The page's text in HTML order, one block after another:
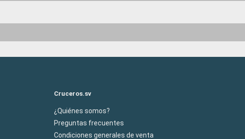
Cruceros.sv
¿Quiénes somos?
Preguntas frecuentes
Condiciones generales de venta